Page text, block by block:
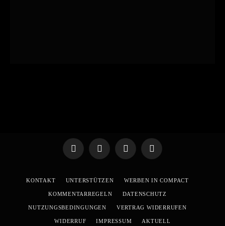
TelegramWhatsApp
X
YouTube
KONTAKT UNTERSTÜTZEN WERBEN IN COMPACT
KOMMENTARREGELN DATENSCHUTZ
NUTZUNGSBEDINGUNGEN VERTRAG WIDERRUFEN
WIDERRUF IMPRESSUM AKTUELL